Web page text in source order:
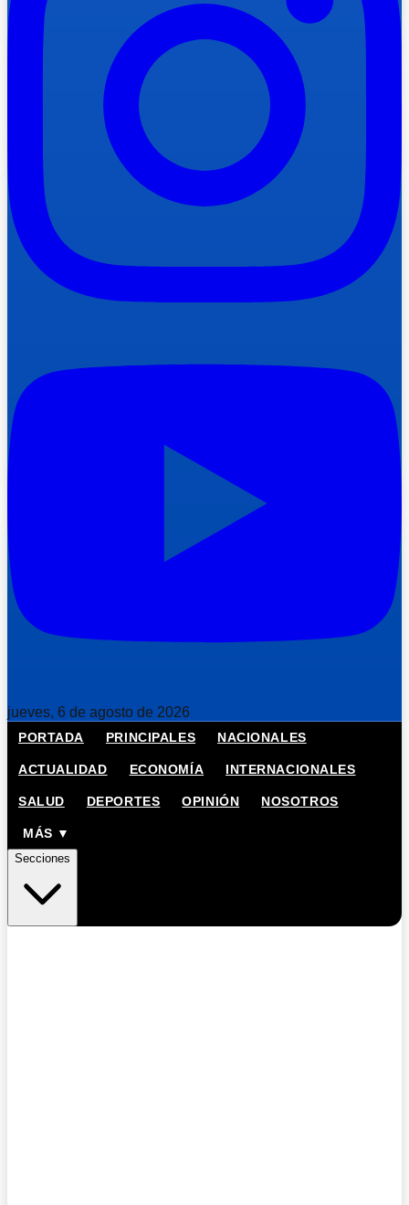
jueves, 6 de agosto de 2026
PORTADA PRINCIPALES NACIONALES
ACTUALIDAD ECONOMÍA INTERNACIONALES
SALUD DEPORTES OPINIÓN NOSOTROS
MÁS ▼
Secciones